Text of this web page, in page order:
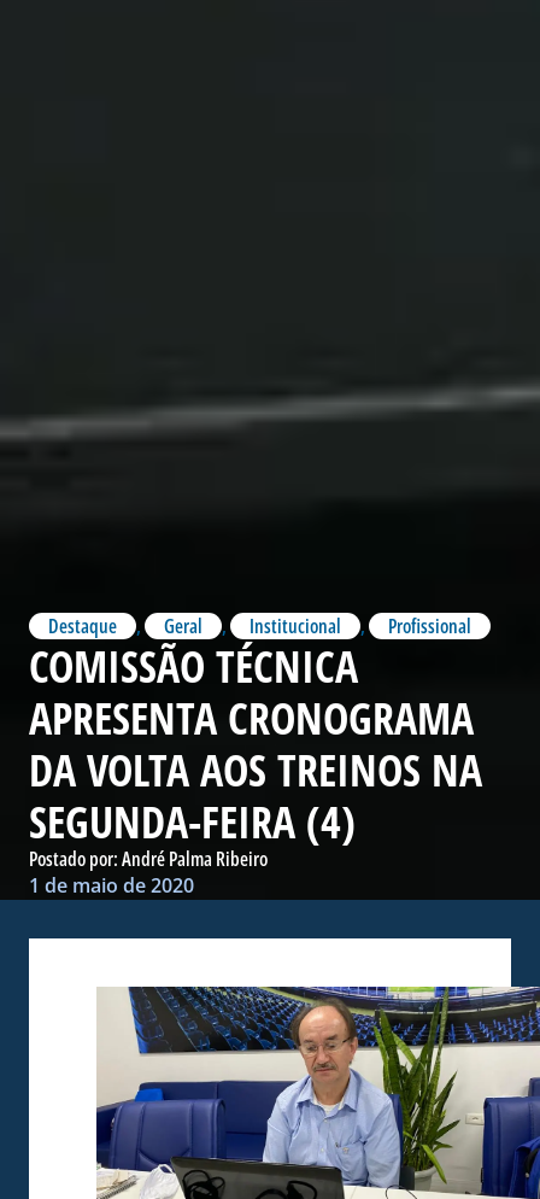
Destaque , Geral , Institucional , Profissional
COMISSÃO TÉCNICA
APRESENTA CRONOGRAMA
DA VOLTA AOS TREINOS NA
SEGUNDA-FEIRA (4)
Postado por:André Palma Ribeiro
1 de maio de 2020